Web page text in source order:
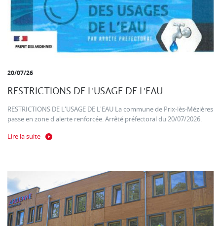
20/07/26
RESTRICTIONS DE L'USAGE DE L'EAU
RESTRICTIONS DE L'USAGE DE L'EAU La commune de Prix-lès-Mézières
passe en zone d'alerte renforcée. Arrêté préfectoral du 20/07/2026.
Lire la suite